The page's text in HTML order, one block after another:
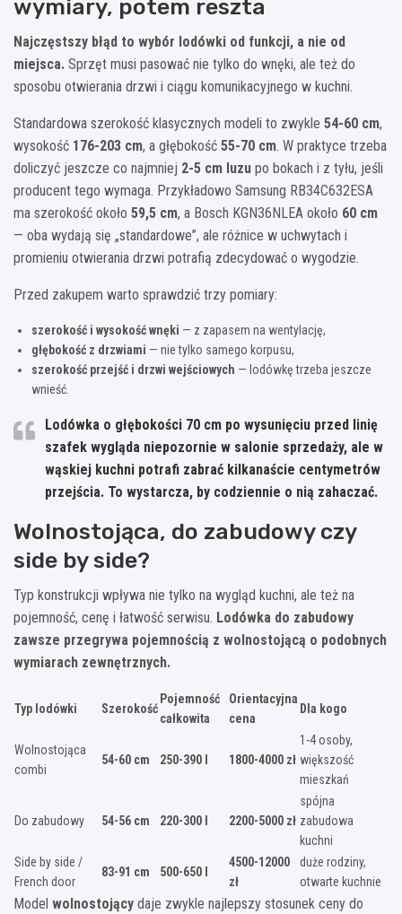
wymiary, potem reszta
Najczęstszy błąd to wybór lodówki od funkcji, a nie od
miejsca. Sprzęt musi pasować nie tylko do wnęki, ale też do
sposobu otwierania drzwi i ciągu komunikacyjnego w kuchni.
Standardowa szerokość klasycznych modeli to zwykle 54-60 cm,
wysokość 176-203 cm, a głębokość 55-70 cm. W praktyce trzeba
doliczyć jeszcze co najmniej 2-5 cm luzu po bokach i z tyłu, jeśli
producent tego wymaga. Przykładowo Samsung RB34C632ESA
ma szerokość około 59,5 cm, a Bosch KGN36NLEA około 60 cm
— oba wydają się „standardowe”, ale różnice w uchwytach i
promieniu otwierania drzwi potrafią zdecydować o wygodzie.
Przed zakupem warto sprawdzić trzy pomiary:
szerokość i wysokość wnęki — z zapasem na wentylację,
głębokość z drzwiami — nie tylko samego korpusu,
szerokość przejść i drzwi wejściowych — lodówkę trzeba jeszcze
wnieść.
Lodówka o głębokości 70 cm po wysunięciu przed linię
szafek wygląda niepozornie w salonie sprzedaży, ale w
wąskiej kuchni potrafi zabrać kilkanaście centymetrów
przejścia. To wystarcza, by codziennie o nią zahaczać.
Wolnostojąca, do zabudowy czy
side by side?
Typ konstrukcji wpływa nie tylko na wygląd kuchni, ale też na
pojemność, cenę i łatwość serwisu. Lodówka do zabudowy
zawsze przegrywa pojemnością z wolnostojącą o podobnych
wymiarach zewnętrznych.
Typ lodówki Szerokość
Pojemność
całkowita
Orientacyjna
cena
Dla kogo
Wolnostojąca
combi
54-60 cm 250-390 l 1800-4000 zł
1-4 osoby,
większość
mieszkań
Do zabudowy 54-56 cm 220-300 l 2200-5000 zł
spójna
zabudowa
kuchni
Side by side /
French door
83-91 cm 500-650 l
4500-12000
zł
duże rodziny,
otwarte kuchnie
Model wolnostojący daje zwykle najlepszy stosunek ceny do